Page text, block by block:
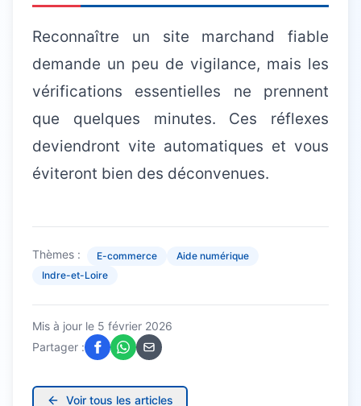
Reconnaître un site marchand fiable
demande un peu de vigilance, mais les
vérifications essentielles ne prennent
que quelques minutes. Ces réflexes
deviendront vite automatiques et vous
éviteront bien des déconvenues.
Thèmes : E-commerce
Aide numérique
Indre-et-Loire
Mis à jour le 5 février 2026
Partager :
Voir tous les articles